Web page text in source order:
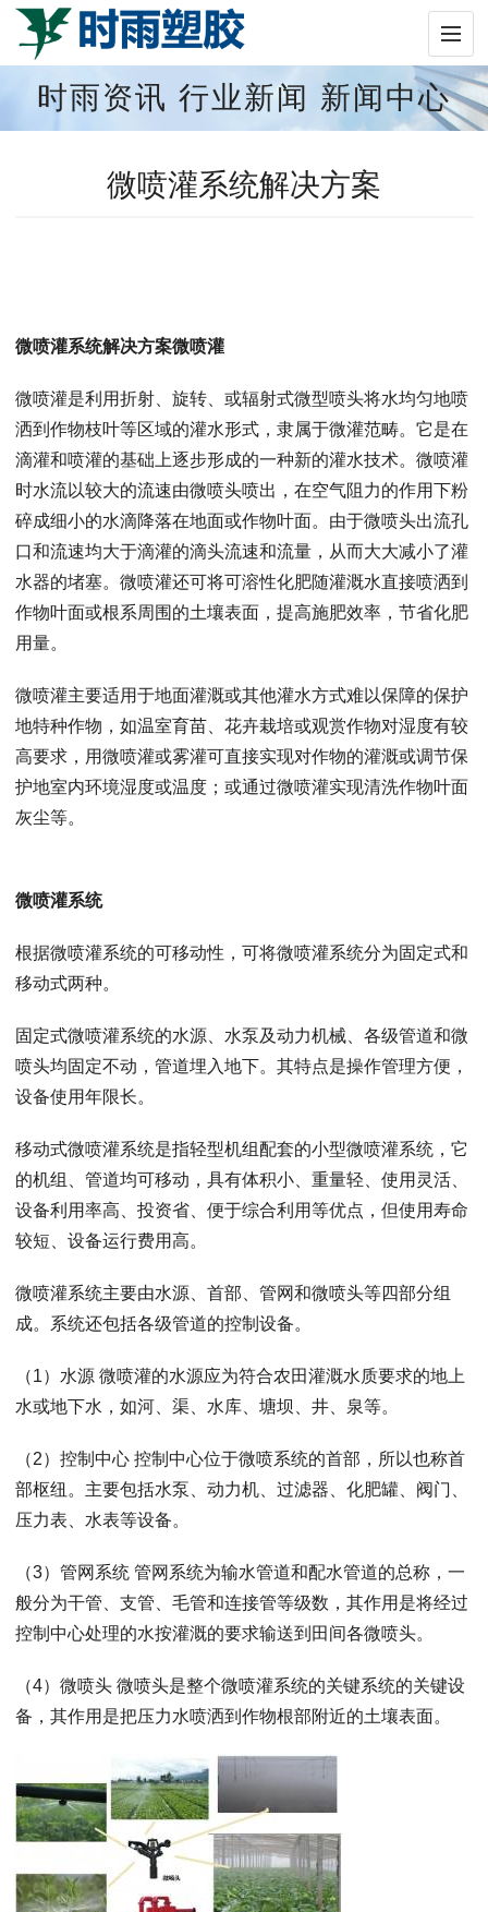
时雨资讯 行业新闻 新闻中心
微喷灌系统解决方案
微喷灌系统解决方案微喷灌
微喷灌是利用折射、旋转、或辐射式微型喷头将水均匀地喷
洒到作物枝叶等区域的灌水形式，隶属于微灌范畴。它是在
滴灌和喷灌的基础上逐步形成的一种新的灌水技术。微喷灌
时水流以较大的流速由微喷头喷出，在空气阻力的作用下粉
碎成细小的水滴降落在地面或作物叶面。由于微喷头出流孔
口和流速均大于滴灌的滴头流速和流量，从而大大减小了灌
水器的堵塞。微喷灌还可将可溶性化肥随灌溉水直接喷洒到
作物叶面或根系周围的土壤表面，提高施肥效率，节省化肥
用量。
微喷灌主要适用于地面灌溉或其他灌水方式难以保障的保护
地特种作物，如温室育苗、花卉栽培或观赏作物对湿度有较
高要求，用微喷灌或雾灌可直接实现对作物的灌溉或调节保
护地室内环境湿度或温度；或通过微喷灌实现清洗作物叶面
灰尘等。
微喷灌系统
根据微喷灌系统的可移动性，可将微喷灌系统分为固定式和
移动式两种。
固定式微喷灌系统的水源、水泵及动力机械、各级管道和微
喷头均固定不动，管道埋入地下。其特点是操作管理方便，
设备使用年限长。
移动式微喷灌系统是指轻型机组配套的小型微喷灌系统，它
的机组、管道均可移动，具有体积小、重量轻、使用灵活、
设备利用率高、投资省、便于综合利用等优点，但使用寿命
较短、设备运行费用高。
微喷灌系统主要由水源、首部、管网和微喷头等四部分组
成。系统还包括各级管道的控制设备。
（1）水源 微喷灌的水源应为符合农田灌溉水质要求的地上
水或地下水，如河、渠、水库、塘坝、井、泉等。
（2）控制中心 控制中心位于微喷系统的首部，所以也称首
部枢纽。主要包括水泵、动力机、过滤器、化肥罐、阀门、
压力表、水表等设备。
（3）管网系统 管网系统为输水管道和配水管道的总称，一
般分为干管、支管、毛管和连接管等级数，其作用是将经过
控制中心处理的水按灌溉的要求输送到田间各微喷头。
（4）微喷头 微喷头是整个微喷灌系统的关键系统的关键设
备，其作用是把压力水喷洒到作物根部附近的土壤表面。